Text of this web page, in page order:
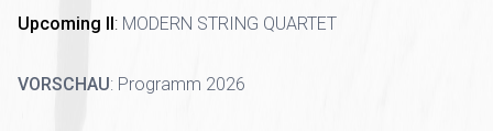
Upcoming II : MODERN STRING QUARTET
VORSCHAU: Programm 2026